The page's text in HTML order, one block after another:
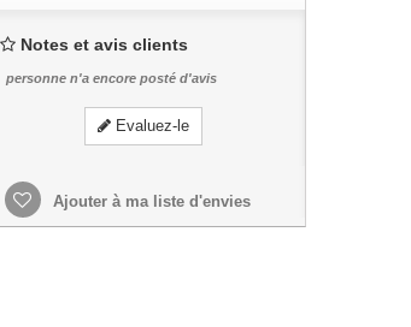
Notes et avis clients
personne n'a encore posté d'avis
Evaluez-le
Ajouter à ma liste d'envies